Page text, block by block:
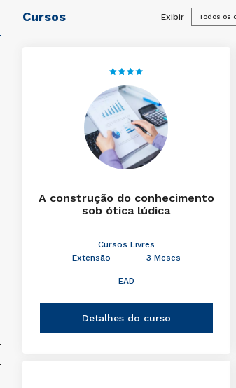
Cursos Exibir
A construção do conhecimento
sob ótica lúdica
Cursos Livres
Extensão
3 Meses
EAD
Detalhes do curso